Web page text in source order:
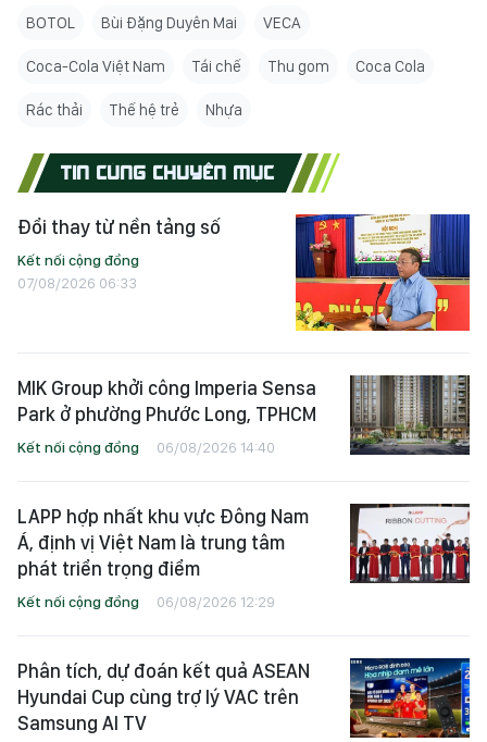
BOTOL Bùi Đặng Duyên Mai VECA
Coca-Cola Việt Nam Tái chế Thu gom Coca Cola
Rác thải Thế hệ trẻ Nhựa
TIN CÙNG CHUYÊN MỤC
Đổi thay từ nền tảng số
Kết nối cộng đồng
07/08/2026 06:33
MIK Group khởi công Imperia Sensa
Park ở phường Phước Long, TPHCM
Kết nối cộng đồng 06/08/2026 14:40
LAPP hợp nhất khu vực Đông Nam
Á, định vị Việt Nam là trung tâm
phát triển trọng điểm
Kết nối cộng đồng 06/08/2026 12:29
Phân tích, dự đoán kết quả ASEAN
Hyundai Cup cùng trợ lý VAC trên
Samsung AI TV